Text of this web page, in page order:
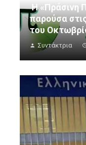
Η «Πράσινη
παρούσα
του
Συντάκτρια